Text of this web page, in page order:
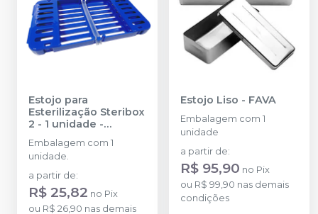
Estojo para
Esterilização Steribox
2 - 1 unidade -
PRISMA
Embalagem com 1
unidade.
a partir de:
R$ 25,82 no Pix
ou R$ 26,90 nas demais
Estojo Liso - FAVA
Embalagem com 1
unidade
a partir de:
R$ 95,90 no Pix
ou R$ 99,90 nas demais
condições